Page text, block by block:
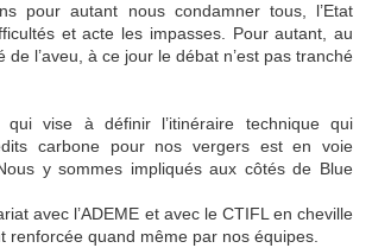
pour autant nous condamner tous, l’Etat
et acte les impasses. Pour autant, au
de l’aveu, à ce jour le débat n’est pas tranché
qui vise à définir l’itinéraire technique qui
carbone pour nos vergers est en voie
y sommes impliqués aux côtés de Blue
avec l’ADEME et avec le CTIFL en cheville
renforcée quand même par nos équipes.